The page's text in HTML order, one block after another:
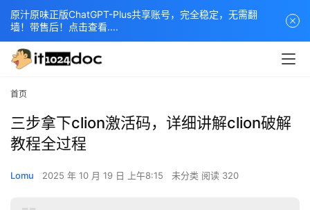
首页
三步拿下clion激活码，详细讲解clion破解
教程全过程
Lomu 2025 年 10 月 19 日 上午8:15 未分类 阅读 320
原汁原味正版ChatGPT-Plus共享账号，完全稳定，无需翻
墙！带售后！点击查看....